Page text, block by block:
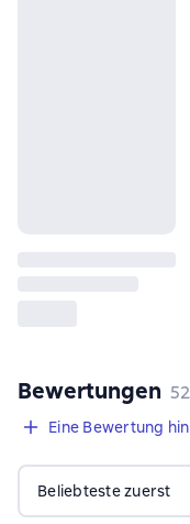
Bewertungen 52
Eine Bewertung
Beliebteste zuerst